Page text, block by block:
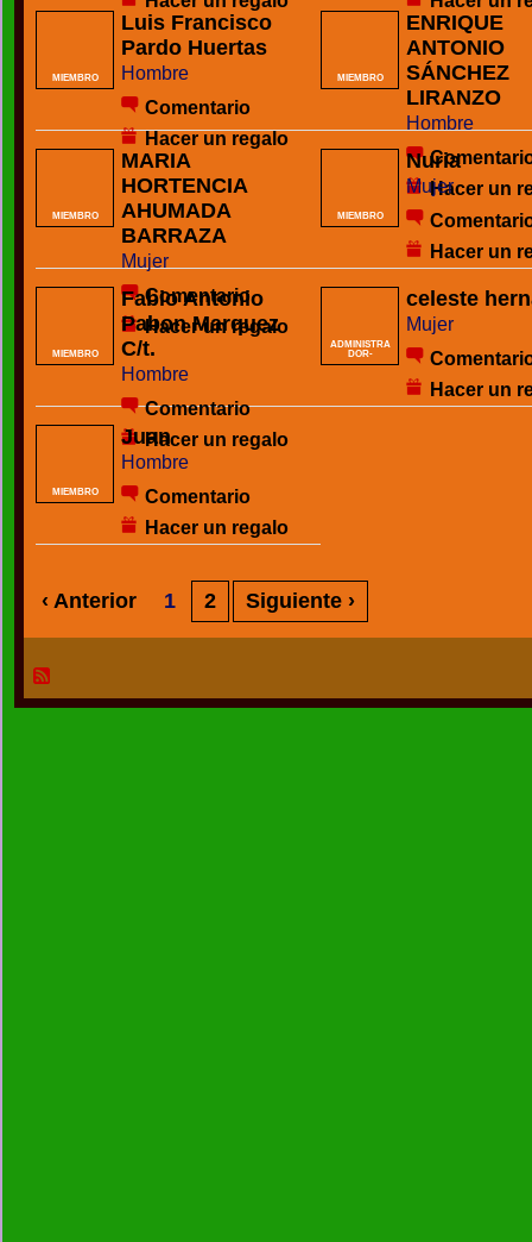
MIEMBRO
Luis Francisco
Pardo Huertas
Hombre
Comentario
Hacer un regalo
MIEMBRO
ENRIQUE
ANTONIO
SÁNCHEZ
LIRANZO
Hombre
Hacer un
MIEMBRO
MARIA
HORTENCIA
AHUMADA
BARRAZA
Mujer
Comentario
Hacer un regalo
MIEMBRO
Nuria
Mujer
Hacer un
MIEMBRO
Fabio Antonio
Pabon Marquez
C/t.
Hombre
Comentario
Hacer un regalo
ADMINISTRA
DOR-
celeste
Mujer
Hacer un
MIEMBRO
Juan
Hombre
Comentario
Hacer un regalo
‹ Anterior 1 2 Siguiente ›